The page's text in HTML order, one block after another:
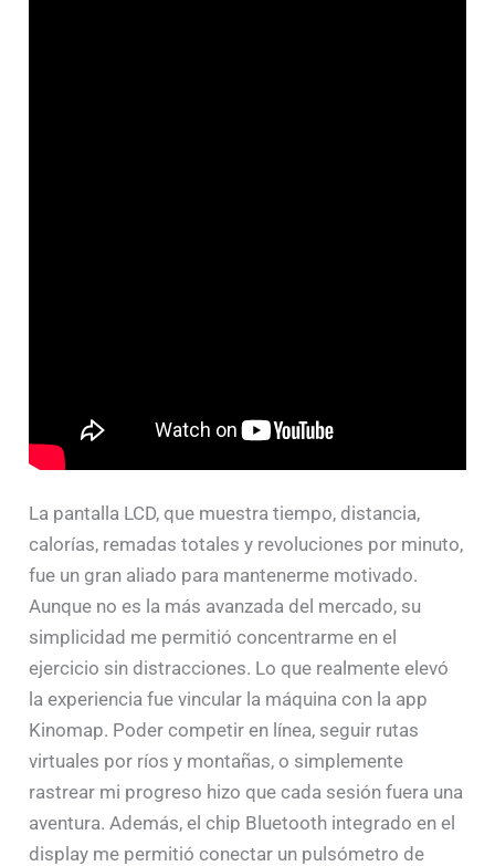
La pantalla LCD, que muestra tiempo, distancia,
calorías, remadas totales y revoluciones por minuto,
fue un gran aliado para mantenerme motivado.
Aunque no es la más avanzada del mercado, su
simplicidad me permitió concentrarme en el
ejercicio sin distracciones. Lo que realmente elevó
la experiencia fue vincular la máquina con la app
Kinomap. Poder competir en línea, seguir rutas
virtuales por ríos y montañas, o simplemente
rastrear mi progreso hizo que cada sesión fuera una
aventura. Además, el chip Bluetooth integrado en el
display me permitió conectar un pulsómetro de